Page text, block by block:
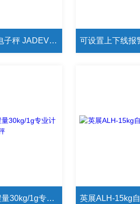
JCE（I）-1.5kg钰恒电子秤 JADEVER新型号JTS-LC/1.5kg计数秤
ALH英展电子秤Z大程量30kg/1g专业计数电了秤